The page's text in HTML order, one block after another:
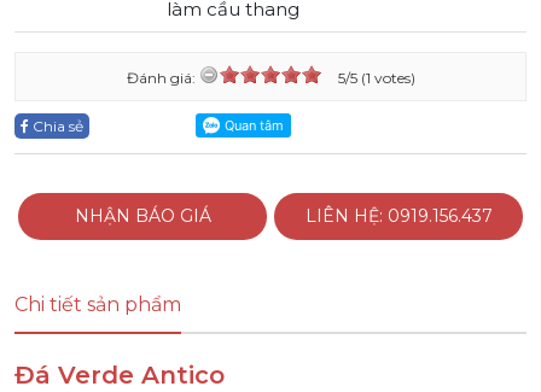
làm cầu thang
Đánh giá: 5/5 (1 votes)
Chia sẻ
NHẬN BÁO GIÁ LIÊN HỆ: 0919.156.437
Chi tiết sản phẩm
Đá Verde Antico